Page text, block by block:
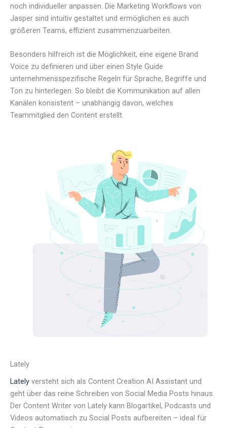
noch individueller anpassen. Die Marketing Workflows von
Jasper sind intuitiv gestaltet und ermöglichen es auch
größeren Teams, effizient zusammenzuarbeiten.
Besonders hilfreich ist die Möglichkeit, eine eigene Brand
Voice zu definieren und über einen Style Guide
unternehmensspezifische Regeln für Sprache, Begriffe und
Ton zu hinterlegen. So bleibt die Kommunikation auf allen
Kanälen konsistent – unabhängig davon, welches
Teammitglied den Content erstellt.
Lately
Lately versteht sich als Content Creation AI Assistant und
geht über das reine Schreiben von Social Media Posts hinaus.
Der Content Writer von Lately kann Blogartikel, Podcasts und
Videos automatisch zu Social Posts aufbereiten – ideal für